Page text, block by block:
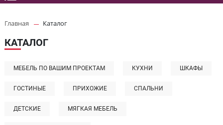
Главная Каталог
КАТАЛОГ
МЕБЕЛЬ ПО ВАШИМ ПРОЕКТАМ КУХНИ ШКАФЫ
ГОСТИНЫЕ ПРИХОЖИЕ СПАЛЬНИ
ДЕТСКИЕ МЯГКАЯ МЕБЕЛЬ